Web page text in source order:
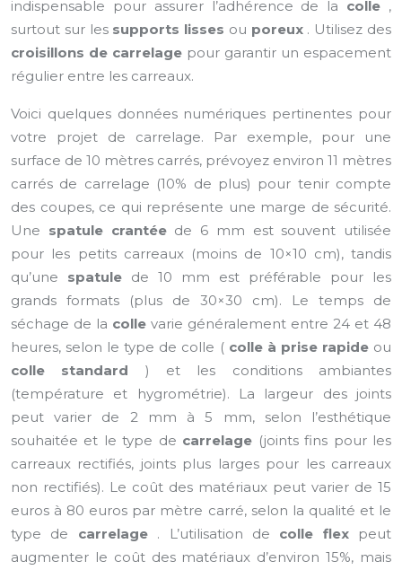
indispensable pour assurer l’adhérence de la colle ,
surtout sur les supports lisses ou poreux . Utilisez des
croisillons de carrelage pour garantir un espacement
régulier entre les carreaux.
Voici quelques données numériques pertinentes pour
votre projet de carrelage. Par exemple, pour une
surface de 10 mètres carrés, prévoyez environ 11 mètres
carrés de carrelage (10% de plus) pour tenir compte
des coupes, ce qui représente une marge de sécurité.
Une spatule crantée de 6 mm est souvent utilisée
pour les petits carreaux (moins de 10×10 cm), tandis
qu’une spatule de 10 mm est préférable pour les
grands formats (plus de 30×30 cm). Le temps de
séchage de la colle varie généralement entre 24 et 48
heures, selon le type de colle ( colle à prise rapide ou
colle standard ) et les conditions ambiantes
(température et hygrométrie). La largeur des joints
peut varier de 2 mm à 5 mm, selon l’esthétique
souhaitée et le type de carrelage (joints fins pour les
carreaux rectifiés, joints plus larges pour les carreaux
non rectifiés). Le coût des matériaux peut varier de 15
euros à 80 euros par mètre carré, selon la qualité et le
type de carrelage . L’utilisation de colle flex peut
augmenter le coût des matériaux d’environ 15%, mais